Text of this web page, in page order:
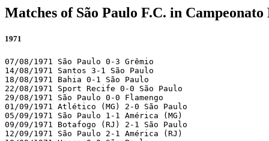
Matches of São Paulo F.C. in
1971
07/08/1971 São Paulo 0-3 Grêmio
14/08/1971 Santos 3-1 São Paulo
18/08/1971 Bahia 0-1 São Paulo
22/08/1971 Sport Recife 0-0 São Paulo
29/08/1971 São Paulo 0-0 Flamengo
01/09/1971 Atlético (MG) 2-0 São Paulo
05/09/1971 São Paulo 1-1 América (MG)
09/09/1971 Botafogo (RJ) 2-1 São Paulo
12/09/1971 São Paulo 2-1 América (RJ)